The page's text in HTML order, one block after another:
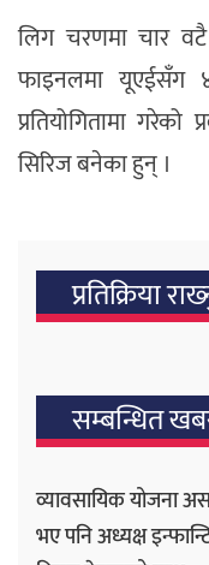
लिग चरणमा चार
फाइनलमा यूएईसँग
प्रतियोगितामा
सिरिज बनेका हुन् ।
प्रतिक्रिया
सम्बन्धित
व्यावसायिक योजना
भए पनि अध्यक्ष